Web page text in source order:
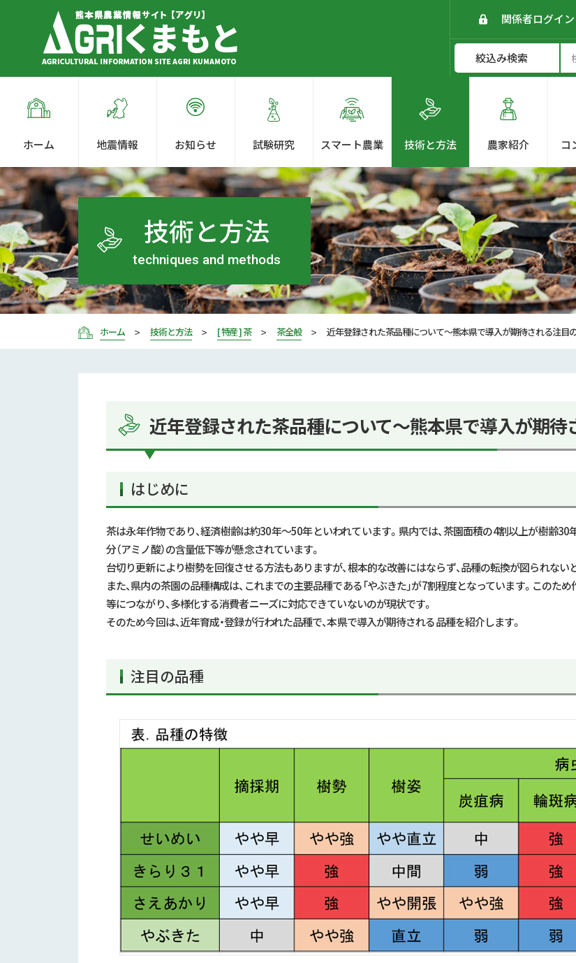
関係者ログイン
ホーム 地震情報 お知らせ 試験研究 スマート農業 技術と方法 農家紹介
コ
技術と方法
techniques and methods
ホーム 技術と方法 [ 特産 ] 茶 茶全般 近年登録された茶品種について～熊本県で導入が期待される注目
近年登録された茶品種について～熊本県で導入が期待
はじめに
茶は永年作物であり、経済樹齢は約30年～50年といわれています。県内では、茶園面積の4割以上が樹齢30
分（アミノ酸）の含量低下等が懸念されています。
台切り更新により樹勢を回復させる方法もありますが、根本的な改善にはならず、品種の転換が図られない
また、県内の茶園の品種構成は、これまでの主要品種である「やぶきた」が7割程度となっています。このた
等につながり、多様化する消費者ニーズに対応できていないのが現状です。
そのため今回は、近年育成・登録が行われた品種で、本県で導入が期待される品種を紹介します。
注目の品種